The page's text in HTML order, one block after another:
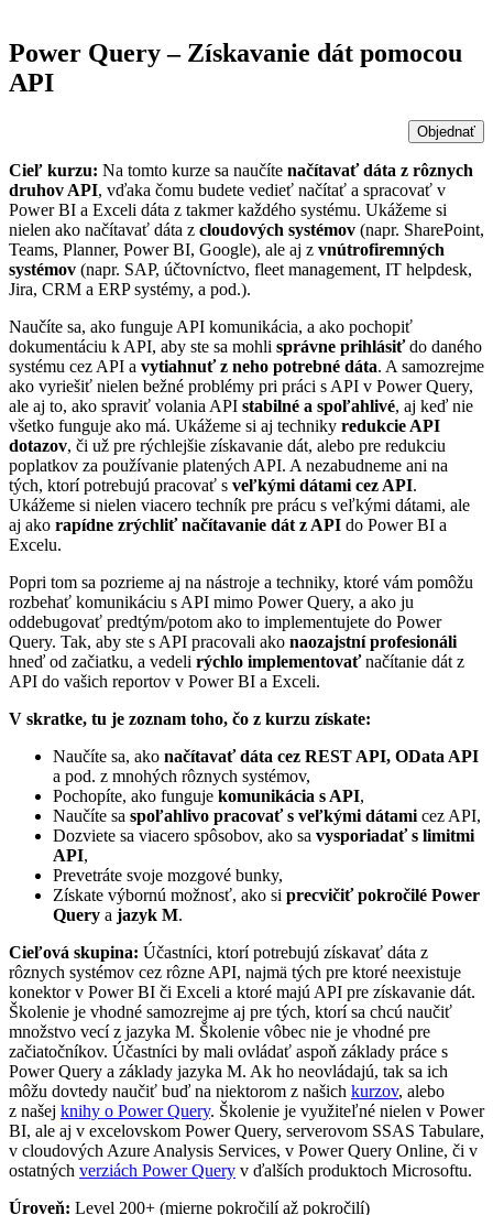
Power Query – Získavanie dát pomocou
API
Cieľ kurzu: Na tomto kurze sa naučíte načítavať dáta z rôznych
druhov API, vďaka čomu budete vedieť načítať a spracovať v
Power BI a Exceli dáta z takmer každého systému. Ukážeme si
nielen ako načítavať dáta z cloudových systémov (napr. SharePoint,
Teams, Planner, Power BI, Google), ale aj z vnútrofiremných
systémov (napr. SAP, účtovníctvo, fleet management, IT helpdesk,
Jira, CRM a ERP systémy, a pod.).
Naučíte sa, ako funguje API komunikácia, a ako pochopiť
dokumentáciu k API, aby ste sa mohli správne prihlásiťdo daného
systému cez API a vytiahnuť z neho potrebné dáta. A samozrejme
ako vyriešiť nielen bežné problémy pri práci s API v Power Query,
ale aj to, ako spraviť volania API stabilné a spoľahlivé, aj keď nie
všetko funguje ako má. Ukážeme si aj techniky redukcie API
dotazov, či už pre rýchlejšie získavanie dát, alebo pre redukciu
poplatkov za používanie platených API. A nezabudneme ani na
tých, ktorí potrebujú pracovať s veľkými dátami cez API.
Ukážeme si nielen viacero techník pre prácu s veľkými dátami, ale
aj ako rapídne zrýchliť načítavanie dát z API do Power BI a
Excelu.
Popri tom sa pozrieme aj na nástroje a techniky, ktoré vám pomôžu
rozbehať komunikáciu s API mimo Power Query, a ako ju
oddebugovať predtým/potom ako to implementujete do Power
Query. Tak, aby ste s API pracovali ako naozajstní profesionáli
hneď od začiatku, a vedeli rýchlo implementovaťnačítanie dát z
API do vašich reportov v Power BI a Exceli.
V skratke, tu je zoznam toho, čo z kurzu získate:
Naučíte sa, ako načítavať dáta cez REST API, OData API
a pod. z mnohých rôznych systémov,
Pochopíte, ako funguje komunikácia s API,
Naučíte sa spoľahlivo pracovať s veľkými dátami cez API,
Dozviete sa viacero spôsobov, ako sa vysporiadať s limitmi
API,
Prevetráte svoje mozgové bunky,
Získate výbornú možnosť, ako si precvičiť pokročilé Power
Query a jazyk M.
Cieľová skupina: Účastníci, ktorí potrebujú získavať dáta z
rôznych systémov cez rôzne API, najmä tých pre ktoré neexistuje
konektor v Power BI či Exceli a ktoré majú API pre získavanie dát.
Školenie je vhodné samozrejme aj pre tých, ktorí sa chcú naučiť
množstvo vecí z jazyka M. Školenie vôbec nie je vhodné pre
začiatočníkov. Účastníci by mali ovládať aspoň základy práce s
Power Query a základy jazyka M. Ak ho neovládajú, tak sa ich
môžu dovtedy naučiť buď na niektorom z našich kurzov, alebo
z našej knihy o Power Query. Školenie je využiteľné nielen v Power
BI, ale aj v excelovskom Power Query, serverovom SSAS Tabulare,
v cloudových Azure Analysis Services, v Power Query Online, či v
ostatných verziách Power Query v ďalších produktoch Microsoftu.
Úroveň: Level 200+ (mierne pokročilí až pokročilí)